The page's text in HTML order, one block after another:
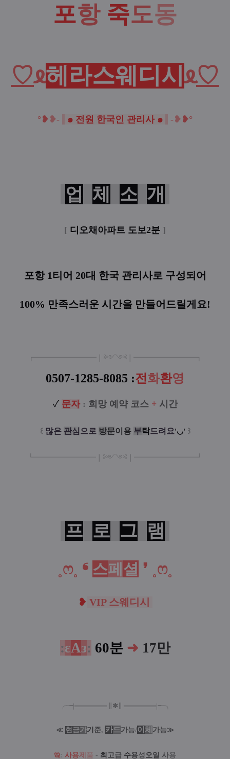
포항죽도동
♡ᦸ헤라스웨디시 ᦸ♡
°❥ ❥- ๑ 전원 한국인 관리사 ๑ - ❥ ❥°
업 체 소 개
[ 디오채아파트 도보2분 ]
포항 1티어 20대 한국 관리사로 구성되어
100% 만족스러운 시간을 만들어드릴게요!
┏━━━━━━━━ ❘༻༺❘ ━━━━━━━━┓
0507-1285-8085 :전화환영
✓ 문자 : 희망 예약 코스 + 시간
꒰ 많은 관심 으로 방문이용 부탁드려요'◡' ꒱
┗━━━━━━━━❘༻༺❘ ━━━━━━━━┛
프 로 그 램
ෆ˳ ❛ 스페 셜 ❜ ˳ ෆ˳
❥ VIP 스웨디시
:εAз: 60분 ➜ 17만
╭╼|═══════ ✱ ═══════|╾╮
≪ 현 금가기 준, 카드 가능/이 체 가능≫
ఇ: 사용제 품 - 최 고 급 수용성 오 일 사용